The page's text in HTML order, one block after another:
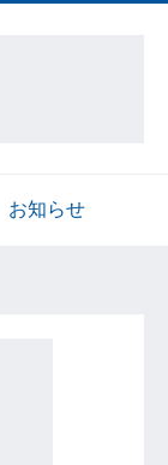
お知らせ